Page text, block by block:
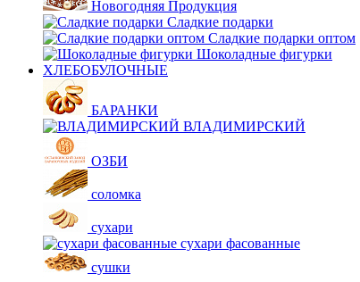
Новогодняя Продукция
Сладкие подарки
Сладкие подарки оптом
Шоколадные фигурки
ХЛЕБОБУЛОЧНЫЕ
БАРАНКИ
ВЛАДИМИРСКИЙ
ОЗБИ
соломка
сухари
сухари фасованные
сушки